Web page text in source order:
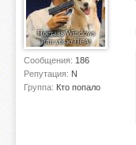
Сообщения: 186
Репутация: N
Группа: Кто попало